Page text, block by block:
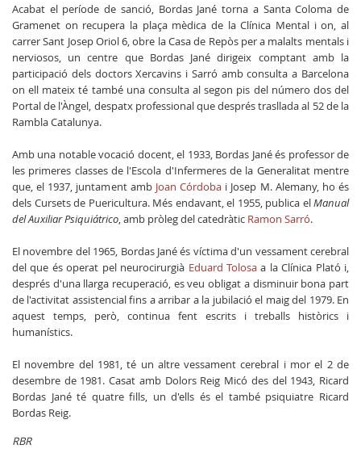
Acabat el període de sanció, Bordas Jané torna a Santa Coloma de
Gramenet on recupera la plaça mèdica de la Clínica Mental i on, al
carrer Sant Josep Oriol 6, obre la Casa de Repòs per a malalts mentals i
nerviosos, un centre que Bordas Jané dirigeix comptant amb la
participació dels doctors Xercavins i Sarró amb consulta a Barcelona
on ell mateix té també una consulta al segon pis del número dos del
Portal de l'Àngel, despatx professional que després trasllada al 52 de la
Rambla Catalunya.
Amb una notable vocació docent, el 1933, Bordas Jané és professor de
les primeres classes de l'Escola d'Infermeres de la Generalitat mentre
que, el 1937, juntament amb Joan Córdoba i Josep M. Alemany, ho és
dels Cursets de Puericultura. Més endavant, el 1955, publica elManual
del Auxiliar Psiquiátrico, amb pròleg del catedràtic Ramon Sarró.
El novembre del 1965, Bordas Jané és víctima d'un vessament cerebral
del que és operat pel neurocirurgià Eduard Tolosaa la Clínica Plató i,
després d'una llarga recuperació, es veu obligat a disminuir bona part
de l'activitat assistencial fins a arribar a la jubilació el maig del 1979. En
aquest temps, però, continua fent escrits i treballs històrics i
humanístics.
El novembre del 1981, té un altre vessament cerebral i mor el 2 de
desembre de 1981. Casat amb Dolors Reig Micó des del 1943, Ricard
Bordas Jané té quatre fills, un d'ells és el també psiquiatre Ricard
Bordas Reig.
RBR